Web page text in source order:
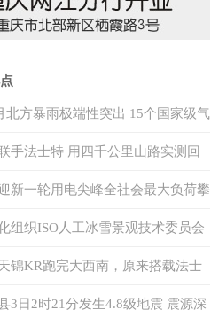
北方暴雨极端性突出 15个国家级气
量突破历史极值
手法士特 用四千公里山路实测回
卡创富优解”
新一轮用电尖峰全社会最大负荷攀
千瓦 多措并举确保电力供应
组织ISO人工冰雪景观技术委员会
中国
锦KR跑完大西南，原来搭载法士
么香！
3日2时21分发生4.8级地震 震源深